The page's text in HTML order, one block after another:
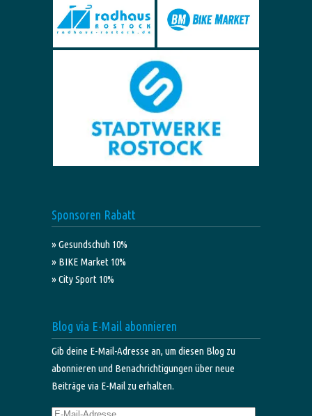
Sponsoren Rabatt
» Gesundschuh 10%
» BIKE Market 10%
» City Sport 10%
Blog via E-Mail abonnieren
Gib deine E-Mail-Adresse an, um diesen Blog zu
abonnieren und Benachrichtigungen über neue
Beiträge via E-Mail zu erhalten.
E-